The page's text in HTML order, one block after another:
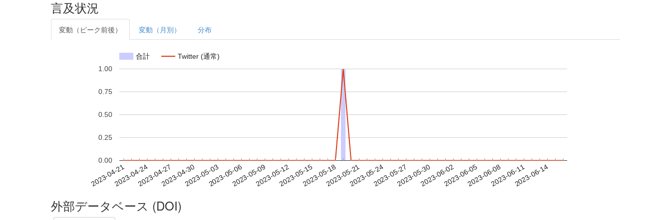
言及状況
変動（ピーク前後） 変動（月別） 分布
合計 Twitter (通常)
2023-04-212023-04-242023-04-272023-04-302023-05-032023-05-062023-05-092023-05-122023-05-152023-05-182023-05-212023-05-242023-05-272023-05-302023-06-022023-06-052023-06-082023-06-112023-06-14
0.00
0.25
0.50
0.75
1.00
外部データベース (DOI)